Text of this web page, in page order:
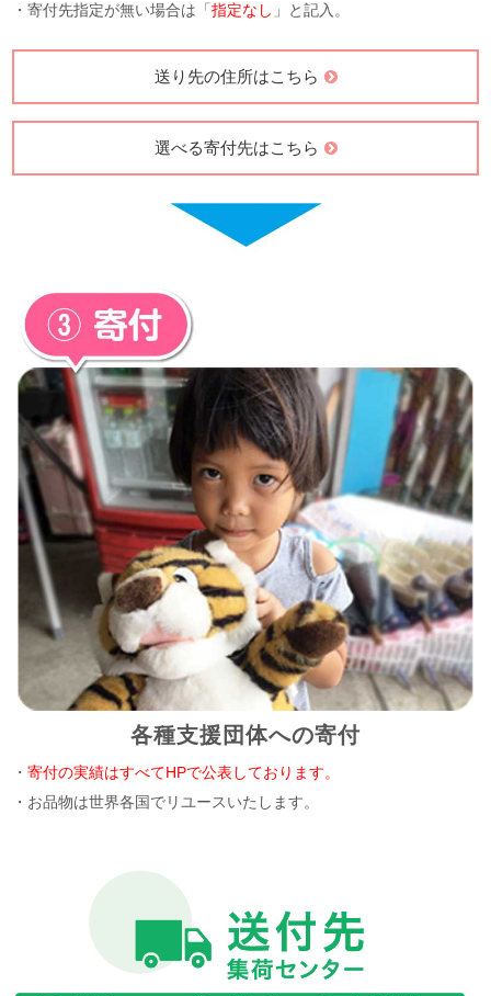
・寄付先指定が無い場合は「指定なし 」と記入。
送り先の住所はこちら
選べる寄付先はこちら
各種支援団体への寄付
・寄付の実績はすべてHPで公表しております。
・お品物は世界各国でリユースいたします。